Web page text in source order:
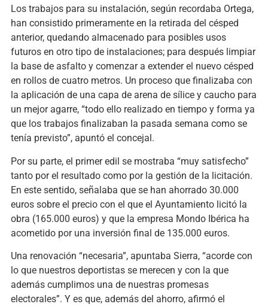
Los trabajos para su instalación, según recordaba Ortega,
han consistido primeramente en la retirada del césped
anterior, quedando almacenado para posibles usos
futuros en otro tipo de instalaciones; para después limpiar
la base de asfalto y comenzar a extender el nuevo césped
en rollos de cuatro metros. Un proceso que finalizaba con
la aplicación de una capa de arena de sílice y caucho para
un mejor agarre, “todo ello realizado en tiempo y forma ya
que los trabajos finalizaban la pasada semana como se
tenía previsto”, apuntó el concejal.
Por su parte, el primer edil se mostraba “muy satisfecho”
tanto por el resultado como por la gestión de la licitación.
En este sentido, señalaba que se han ahorrado 30.000
euros sobre el precio con el que el Ayuntamiento licitó la
obra (165.000 euros) y que la empresa Mondo Ibérica ha
acometido por una inversión final de 135.000 euros.
Una renovación “necesaria”, apuntaba Sierra, “acorde con
lo que nuestros deportistas se merecen y con la que
además cumplimos una de nuestras promesas
electorales”. Y es que, además del ahorro, afirmó el